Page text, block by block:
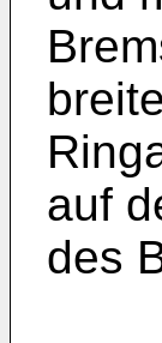
auf
des